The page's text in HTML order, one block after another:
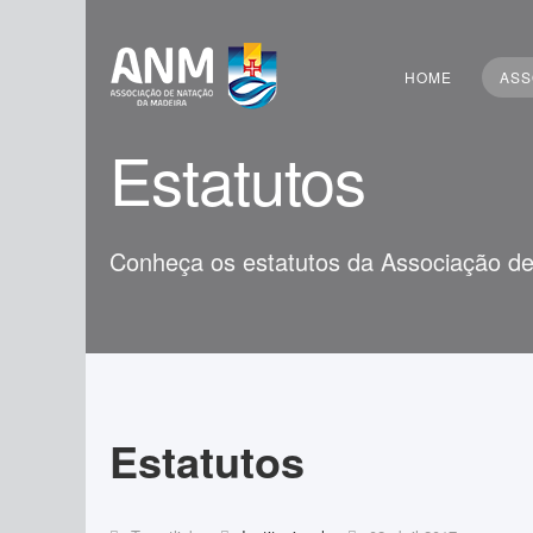
Pesquisar HOME
Estatutos
Conheça os estatutos da Associação
Estatutos